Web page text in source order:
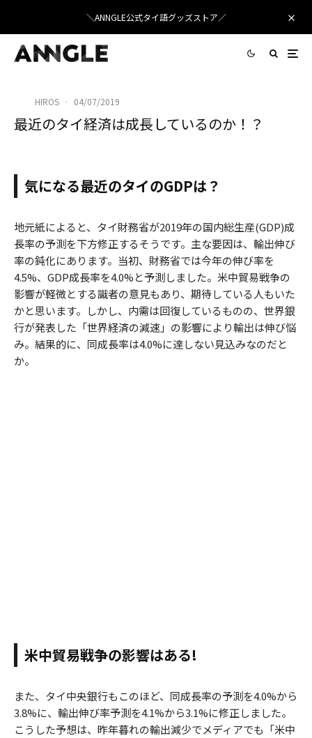
＼ANNGLE公式タイ語グッズストア／
HIROS · 04/07/2019
最近のタイ経済は成長しているのか！？
気になる最近のタイのGDPは？
地元紙によると、タイ財務省が2019年の国内総生産(GDP)成
長率の予測を下方修正するそうです。主な要因は、輸出伸び
率の鈍化にあります。当初、財務省では今年の伸び率を
4.5%、GDP成長率を4.0%と予測しました。米中貿易戦争の
影響が軽微とする識者の意見もあり、期待している人もいた
かと思います。しかし、内需は回復しているものの、世界銀
行が発表した「世界経済の減速」の影響により輸出は伸び悩
み。結果的に、同成長率は4.0%に達しない見込みなのだと
か。
米中貿易戦争の影響はある!
また、タイ中央銀行もこのほど、同成長率の予測を4.0%から
3.8%に、輸出伸び率予測を4.1%から3.1%に修正しました。
こうした予想は、昨年暮れの輸出減少でメディアでも「米中